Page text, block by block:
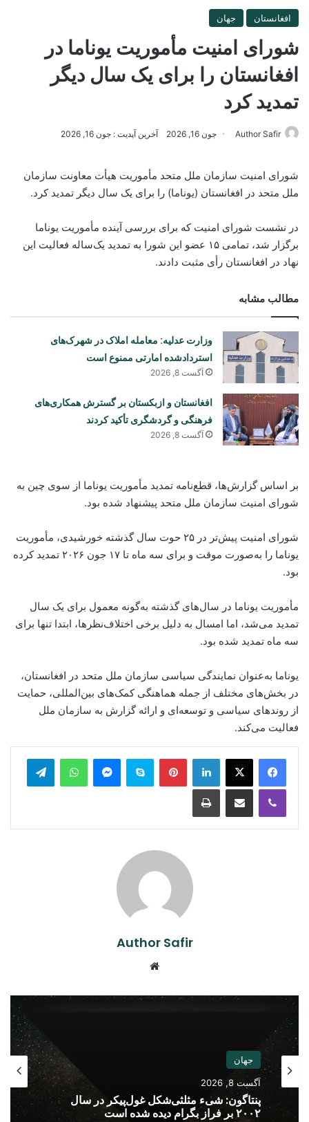
افغانستان جهان
شورای امنیت مأموریت یوناما در
افغانستان را برای یک سال دیگر
تمدید کرد
Author Safir جون 16, 2026 آخرین آپدیت : جون 16, 2026
شورای امنیت سازمان ملل متحد مأموریت هیأت معاونت سازمان
ملل متحد در افغانستان (یوناما) را برای یک سال دیگر تمدید کرد.
در نشست شورای امنیت که برای بررسی آینده مأموریت یوناما
برگزار شد، تمامی ۱۵ عضو این شورا به تمدید یک‌ساله فعالیت این
نهاد در افغانستان رأی مثبت دادند.
مطالب مشابه
وزارت عدلیه: معامله املاک در شهرک‌های
استردادشده امارتی ممنوع است
آگست 8, 2026
افغانستان و ازبکستان بر گسترش همکاری‌های
فرهنگی و گردشگری تأکید کردند
آگست 8, 2026
بر اساس گزارش‌ها، قطع‌نامه تمدید مأموریت یوناما از سوی چین به
شورای امنیت سازمان ملل متحد پیشنهاد شده بود.
شورای امنیت پیش‌تر در ۲۵ حوت سال گذشته خورشیدی، مأموریت
یوناما را به‌صورت موقت و برای سه ماه تا ۱۷ جون ۲۰۲۶ تمدید کرده
بود.
مأموریت یوناما در سال‌های گذشته به‌گونه معمول برای یک سال
تمدید می‌شد، اما امسال به دلیل برخی اختلاف‌نظرها، ابتدا تنها برای
سه ماه تمدید شده بود.
یوناما به‌عنوان نمایندگی سیاسی سازمان ملل متحد در افغانستان،
در بخش‌های مختلف از جمله هماهنگی کمک‌های بین‌المللی، حمایت
از روندهای سیاسی و توسعه‌ای و ارائه گزارش به سازمان ملل
فعالیت می‌کند.
LinkedIn
Pinterest
Skype
Messenger
WhatsApp
Viber
Share via Email
Print
Author Safir
جهان
آگست 8, 2026
پنتاگون: شیء مثلثی‌شکل غول‌پیکر در سال
۲۰۰۲ بر فراز بگرام دیده شده است